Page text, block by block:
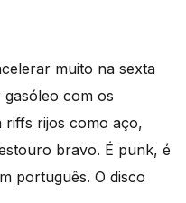
muito na sexta
gasóleo com os
riffs rijos como aço,
bravo. É punk, é
português. O disco